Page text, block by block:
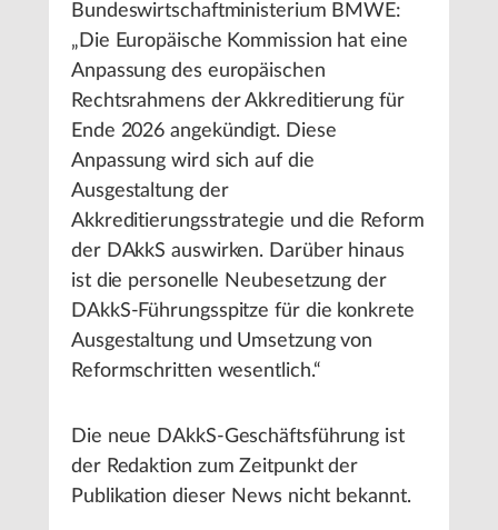
Bundeswirtschaftministerium BMWE:
„Die Europäische Kommission hat eine
Anpassung des europäischen
Rechtsrahmens der Akkreditierung für
Ende 2026 angekündigt. Diese
Anpassung wird sich auf die
Ausgestaltung der
Akkreditierungsstrategie und die Reform
der DAkkS auswirken. Darüber hinaus
ist die personelle Neubesetzung der
DAkkS-Führungsspitze für die konkrete
Ausgestaltung und Umsetzung von
Reformschritten wesentlich.“
Die neue DAkkS-Geschäftsführung ist
der Redaktion zum Zeitpunkt der
Publikation dieser News nicht bekannt.